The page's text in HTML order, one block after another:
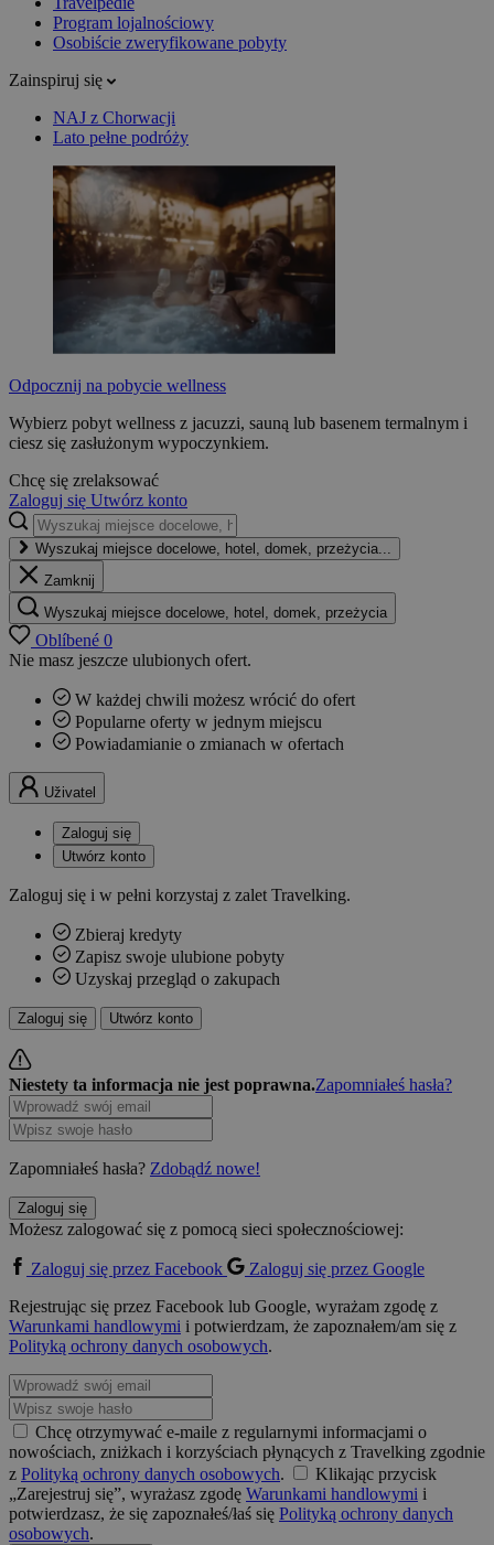
Program lojalnościowy
Osobiście zweryfikowane pobyty
Zainspiruj się
NAJ z Chorwacji
Lato pełne podróży
Odpocznij na pobycie wellness
Wybierz pobyt wellness z jacuzzi, sauną lub basenem termalnym i
ciesz się zasłużonym wypoczynkiem.
Chcę się zrelaksować
Zaloguj się Utwórz konto
Wyszukaj miejsce docelowe, hotel, domek, przeżycia...
Zamknij
Wyszukaj miejsce docelowe, hotel, domek, przeżycia
Oblíbené 0
Nie masz jeszcze ulubionych ofert.
W każdej chwili możesz wrócić do ofert
Popularne oferty w jednym miejscu
Powiadamianie o zmianach w ofertach
Uživatel
Zaloguj się
Utwórz konto
Zaloguj się i w pełni korzystaj z zalet Travelking.
Zbieraj kredyty
Zapisz swoje ulubione pobyty
Uzyskaj przegląd o zakupach
Zaloguj się Utwórz konto
Niestety ta informacja nie jest poprawna.Zapomniałeś hasła?
Zapomniałeś hasła? Zdobądź nowe!
Zaloguj się
Możesz zalogować się z pomocą sieci społecznościowej:
Zaloguj się przez Facebook
Zaloguj się przez Google
Rejestrując się przez Facebook lub Google, wyrażam zgodę z
Warunkami handlowymi i potwierdzam, że zapoznałem/am się z
Polityką ochrony danych osobowych.
Chcę otrzymywać e-maile z regularnymi informacjami o
nowościach, zniżkach i korzyściach płynących z Travelking zgodnie
z Polityką ochrony danych osobowych.
Klikając przycisk
„Zarejestruj się”, wyrażasz zgodę Warunkami handlowymi i
potwierdzasz, że się zapoznałeś/łaś się Polityką ochrony danych
osobowych.